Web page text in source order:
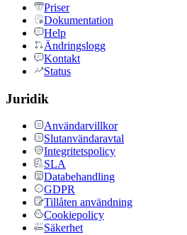
Priser
Dokumentation
Help
Ändringslogg
Kontakt
Status
Juridik
Användarvillkor
Slutanvändaravtal
Integritetspolicy
SLA
Databehandling
GDPR
Tillåten användning
Cookiepolicy
Säkerhet